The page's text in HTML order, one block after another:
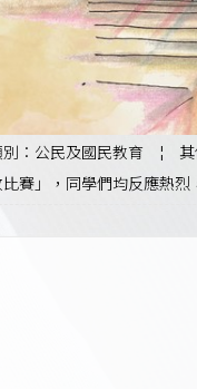
別：公民及國民教育 ¦
賽」，同學們均反應熱烈